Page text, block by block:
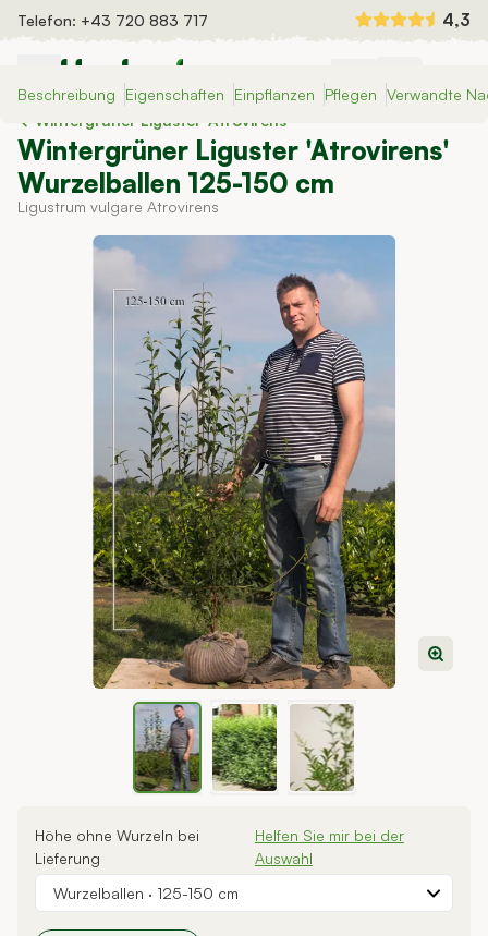
Telefon: +43 720 883 717 4,3
Heckenpflanzen
Fertighecken
Dünger und Bewässerung
Auswahlhilfe
Inspiration
Wintergrüner Liguster 'Atrovirens'
Wintergrüner Liguster 'Atrovirens'
Wurzelballen 125-150 cm
Ligustrum vulgare Atrovirens
View larger imageView larger imageView larger image
Höhe ohne Wurzeln bei
Lieferung
Helfen Sie mir bei der
Auswahl
Wurzelballen · 125-150 cm
Beschreibung Eigenschaften Einpflanzen Pflegen Verwandte